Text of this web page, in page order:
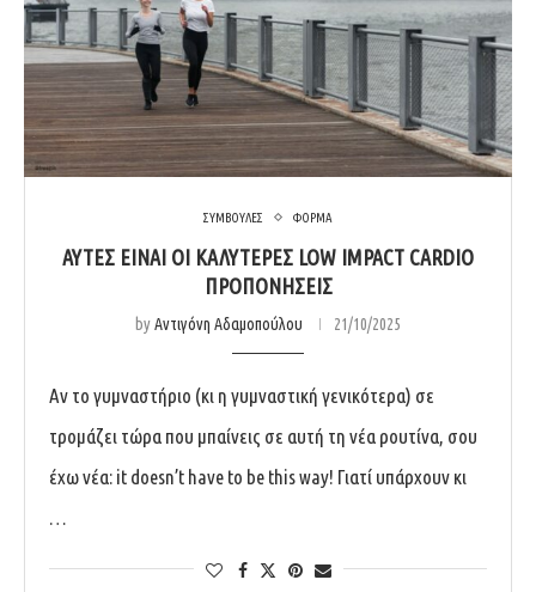
ΣΥΜΒΟΥΛΕΣ ΦΟΡΜΑ
ΑΥΤΈΣ ΕΊΝΑΙ ΟΙ ΚΑΛΎΤΕΡΕΣ LOW IMPACT CARDIO
ΠΡΟΠΟΝΉΣΕΙΣ
byΑντιγόνη Αδαμοπούλου 21/10/2025
Αν το γυμναστήριο (κι η γυμναστική γενικότερα) σε
τρομάζει τώρα που μπαίνεις σε αυτή τη νέα ρουτίνα, σου
έχω νέα: it doesn’t have to be this way! Γιατί υπάρχουν κι
…